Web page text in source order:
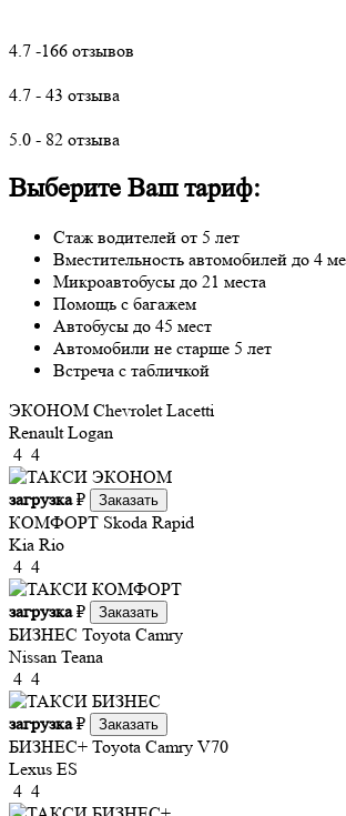
4.7 -166 отзывов
4.7 - 43 отзыва
5.0 - 82 отзыва
Выберите Ваш тариф:
Стаж водителей от 5 лет
Вместительность автомобилей до 4
Микроавтобусы до 21 места
Помощь с багажем
Автобусы до 45 мест
Автомобили не старше 5 лет
Встреча с табличкой
ЭКОНОМ Chevrolet Lacetti
Renault Logan
4 4
загрузка₽ Заказать
КОМФОРТ Skoda Rapid
Kia Rio
4 4
загрузка₽ Заказать
БИЗНЕС Toyota Camry
Nissan Teana
4 4
загрузка₽ Заказать
БИЗНЕС+ Toyota Camry V70
Lexus ES
4 4